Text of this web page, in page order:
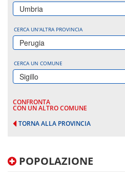
Umbria
CERCA UN'ALTRA PROVINCIA
Perugia
CERCA UN COMUNE
Sigillo
CONFRONTA
CON UN ALTRO COMUNE
TORNA ALLA PROVINCIA
POPOLAZIONE